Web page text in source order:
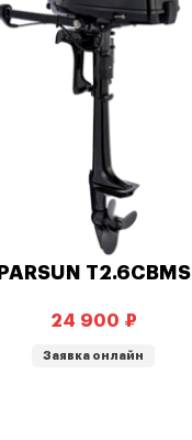
PARSUN T2.6CBMS
₽
Заявка онлайн